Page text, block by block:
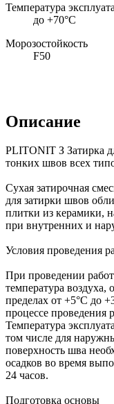
Температура
до +70°С
Морозостойкость
F50
Описание
PLITONIT З Затирка
тонких швов всех
Сухая затирочная
для затирки швов
плитки из керамики,
при внутренних и
Условия проведения
При проведении
температура
пределах от +5°С до
процессе проведения
Температура
том числе для
поверхность шва
осадков во время
24 часов.
Подготовка основы